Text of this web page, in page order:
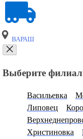
ВАРАШ
Выберите
Васильевка
Липовец
Христиновка